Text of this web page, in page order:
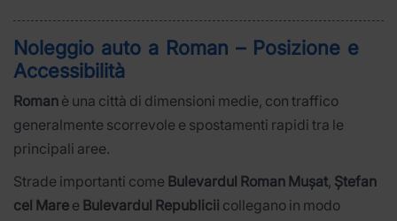
Noleggio auto a Roman – Posizione e
Accessibilità
Roman è una città di dimensioni medie, con traffico
generalmente scorrevole e spostamenti rapidi tra le
principali aree.
Strade importanti come Bulevardul Roman Mușat, Ștefan
cel Mare e Bulevardul Republicii collegano in modo